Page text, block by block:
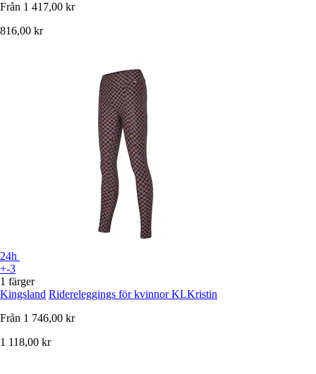
Från 1 417,00 kr
816,00 kr
24h
+-3
1 färger
Kingsland Ridereleggings för kvinnor KLKristin
Från 1 746,00 kr
1 118,00 kr